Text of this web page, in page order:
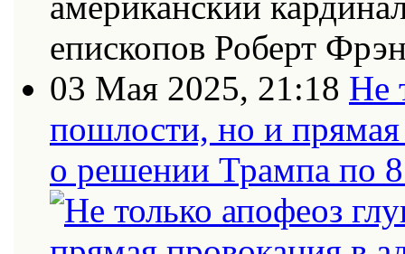
епископов Роберт
03 Мая 2025, 21:18 Не
пошлости, но и
о решении Трампа по